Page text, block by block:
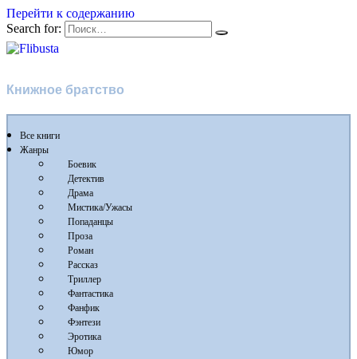
Перейти к содержанию
Search for:
Книжное братство
Все книги
Жанры
Боевик
Детектив
Драма
Мистика/Ужасы
Попаданцы
Проза
Роман
Рассказ
Триллер
Фантастика
Фанфик
Фэнтези
Эротика
Юмор